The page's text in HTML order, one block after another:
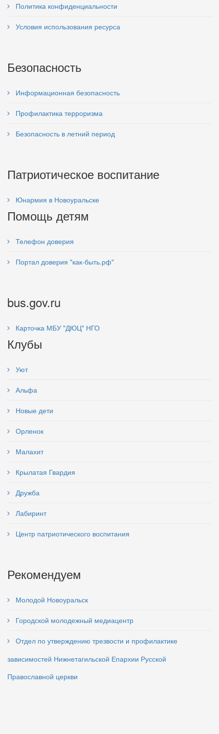
Политика конфиденциальности
Условия использования ресурса
Безопасность
Информационная безопасность
Профилактика терроризма
Безопасность в летний период
Патриотическое воспитание
Юнармия в Новоуральске
Помощь детям
Телефон доверия
Портал доверия "как-быть.рф"
bus.gov.ru
Карточка МБУ "ДЮЦ" НГО
Клубы
Уют
Альфа
Новые дети
Орленок
Малахит
Крылатая Гвардия
Дружба
Лабиринт
Центр патриотического воспитания
Рекомендуем
Молодой Новоуральск
Городской молодежный медиацентр
Отдел по утверждению трезвости и профилактике
зависимостей Нижнетагильской Епархии Русской
Православной церкви